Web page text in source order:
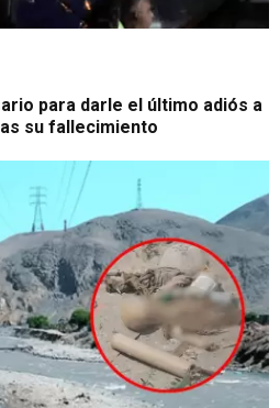
para darle el último adiós a
su fallecimiento